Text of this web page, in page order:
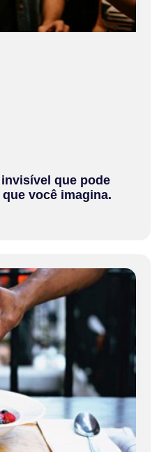
que pode
você imagina.